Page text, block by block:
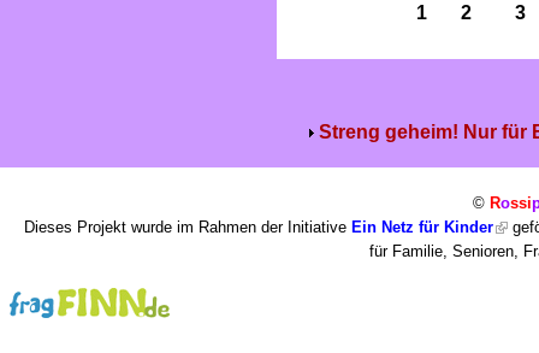
1 2 3
Streng geheim! Nur für
© Rossi
Dieses Projekt wurde im Rahmen der Initiative Ein Netz für Kinder
für Familie, Senioren,